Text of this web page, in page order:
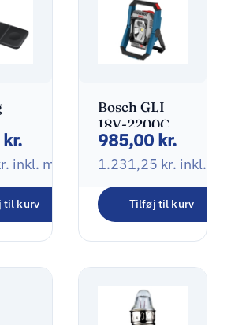
kr.
inkl. moms
til kurv
Bosch GLI
18V-2200C
Professional
Arbejdslys
985,00 kr.
1.231,25 kr. inkl.
Tilføj til kurv